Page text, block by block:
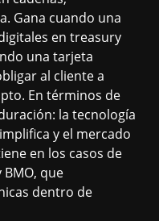
Gana cuando una
en treasury
una tarjeta
al cliente a
En términos de
la tecnología
y el mercado
en los casos de
BMO, que
dentro de